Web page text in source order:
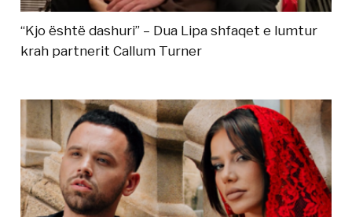
“Kjo është dashuri” – Dua Lipa shfaqet e lumtur
krah partnerit Callum Turner